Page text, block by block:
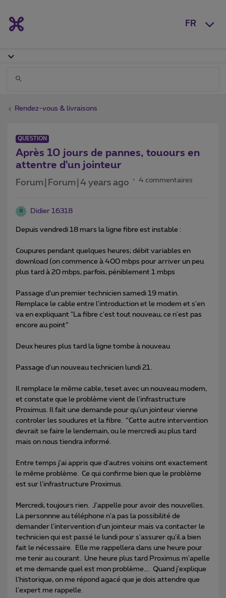
FR
Rendez-vous & livraisons
QUESTION
Après 10 jours de pannes, touours en
attentre d'un jointeur
Forum|Forum|4 years ago 4 commentaires
D Didier 16318
Depuis vendredi 18 mars la ligne fibre est instable :
Coupures pendant quelques heures; débit variables en
download (on commence à 400 mbps pour arriver un peu
plus tard à 20 mbps, parfois, péniblement 1 mbps
Passage d'un premier technicien samedi 19 matin.
Remplace le cable entre l'introduction et le modem et s'en
va en expliquant "La fibre c'est tout nouveau, ce n'est pas
encore au point”
Deux heures plus tard la ligne tombe à nouveau
Passage d'un nouveau technicien lundi 21.
Il remplace le même cable, teset avec un nouveau modem,
et constate que le problème vient de l'infrastructure
Proximus. Il fait une demande pour qu'un jointeur vienne
controler les soudures et la fibre. “Cette autre intervention
devrait se faire le lendemain, ou le mercredi au plus tard
mais on nous tiendra informé.
Entre temps j'ai appris que d'autres voisins ont exactement
le même problème. Ce qui confirme bien que le problème
est sur l'infrastructure Proximus.
Mercredi, toujours rien. J'appelle pour avoir des nouvelles.
La personnne au téléphone n'a pas la possibilité de
demander l'intervention d'un jointeur mais va contacter le
technicien qui est passé le lundi pour s'assurer qu'il a bien
fait le nécessaire. Elle me rappellera dans une heure pour
me tenir au courant. Une heure plus tard Proximus m'apelle
et me demande quel est mon problème…. Quand j'explique
l'historique, on me répond agacé que je dois attendre que
l'expert me rappelle.